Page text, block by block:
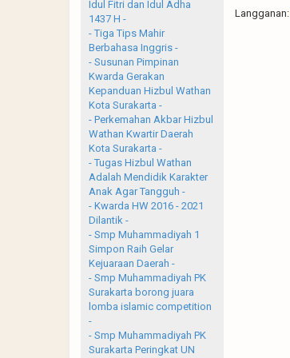
Langganan:
Idul Fitri dan Idul Adha
1437 H -
- Tiga Tips Mahir
Berbahasa Inggris -
- Susunan Pimpinan
Kwarda Gerakan
Kepanduan Hizbul Wathan
Kota Surakarta -
- Perkemahan Akbar Hizbul
Wathan Kwartir Daerah
Kota Surakarta -
- Tugas Hizbul Wathan
Adalah Mendidik Karakter
Anak Agar Tangguh -
- Kwarda HW 2016 - 2021
Dilantik -
- Smp Muhammadiyah 1
Simpon Raih Gelar
Kejuaraan Daerah -
- Smp Muhammadiyah PK
Surakarta borong juara
lomba islamic competition
-
- Smp Muhammadiyah PK
Surakarta Peringkat UN